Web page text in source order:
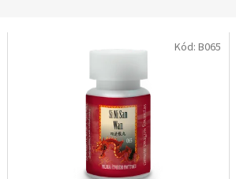
Kód: B065